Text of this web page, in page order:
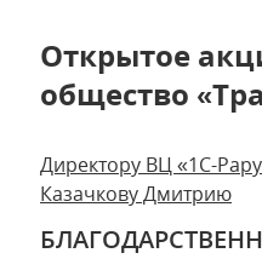
Открытое
общество
Директору ВЦ «1С-
Казачкову Дмитрию